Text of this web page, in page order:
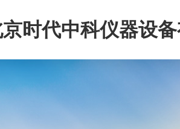
时代中科仪器设